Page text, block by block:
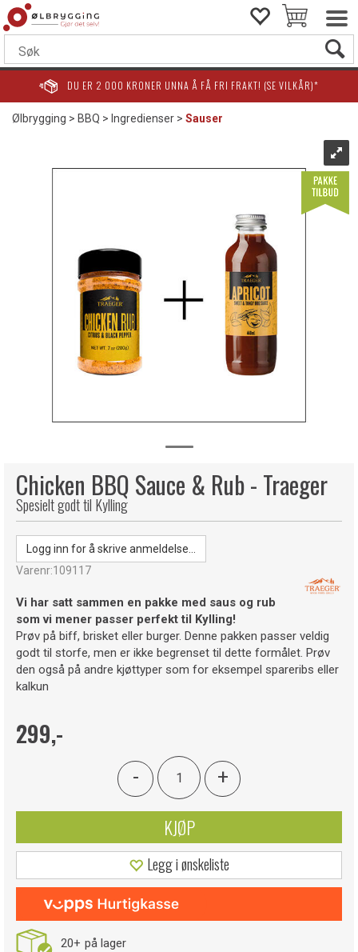
DU ER 2 000 KRONER UNNA Å FÅ FRI FRAKT! (SE VILKÅR)*
Ølbrygging>BBQ> Ingredienser>Sauser
Chicken BBQ Sauce & Rub - Traeger
Spesielt godt til Kylling
Logg inn for å skrive anmeldelse...
Varenr:109117
Vi har satt sammen en pakke med saus og rub
som vi mener passer perfekt til Kylling!
Prøv på biff, brisket eller burger. Denne pakken passer veldig
godt til storfe, men er ikke begrenset til dette formålet. Prøv
den også på andre kjøttyper som for eksempel spareribs eller
kalkun
299,-
- +
KJØP
Legg i ønskeliste
20+ på lager